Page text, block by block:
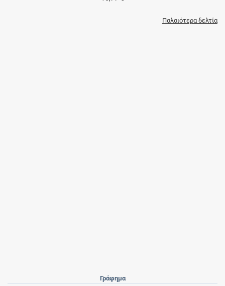
Παλαιότερα δελτία
Γράφημα